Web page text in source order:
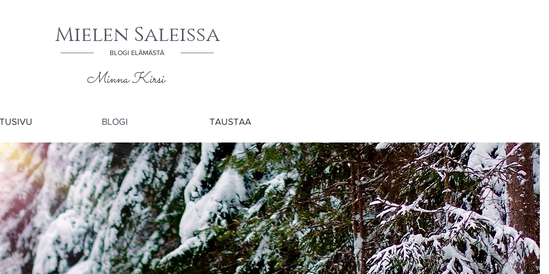
Mielen Saleissa
BLOGI ELÄMÄSTÄ
Minna Kirsi
BLOGI TAUSTAA